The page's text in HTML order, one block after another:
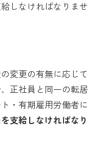
しなければなりませ
変更の有無に応じて
正社員と同一の転居
・有期雇用労働者に
支給しなければなり